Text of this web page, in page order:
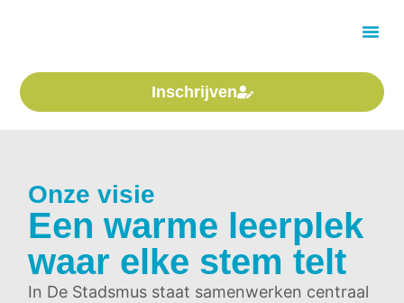
Inschrijven
Onze visie
Een warme leerplek
waar elke stem telt
In De Stadsmus staat samenwerken centraal